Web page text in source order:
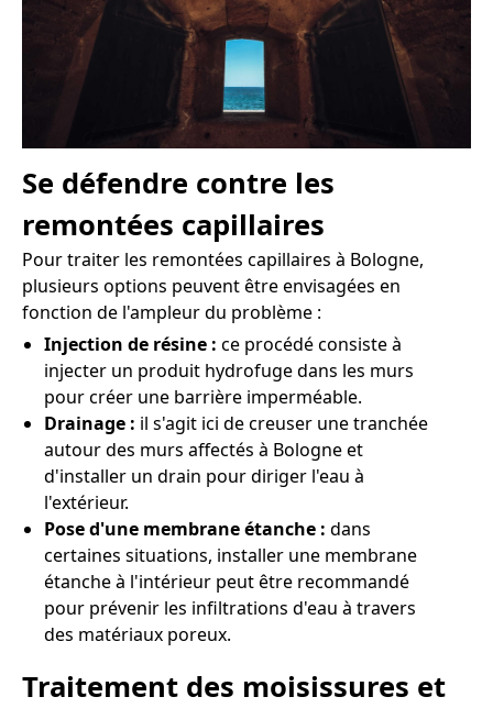
Se défendre contre les
remontées capillaires
Pour traiter les remontées capillaires à Bologne,
plusieurs options peuvent être envisagées en
fonction de l'ampleur du problème :
Injection de résine : ce procédé consiste à
injecter un produit hydrofuge dans les murs
pour créer une barrière imperméable.
Drainage : il s'agit ici de creuser une tranchée
autour des murs affectés à Bologne et
d'installer un drain pour diriger l'eau à
l'extérieur.
Pose d'une membrane étanche : dans
certaines situations, installer une membrane
étanche à l'intérieur peut être recommandé
pour prévenir les infiltrations d'eau à travers
des matériaux poreux.
Traitement des moisissures et